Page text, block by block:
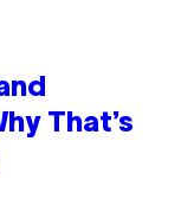
That’s